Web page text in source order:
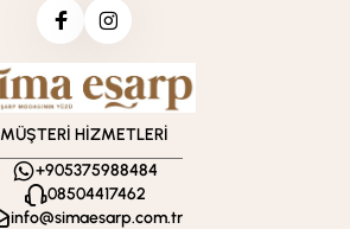
MÜŞTERİ HİZMETLERİ
+905375988484
08504417462
info@simaesarp.com.tr